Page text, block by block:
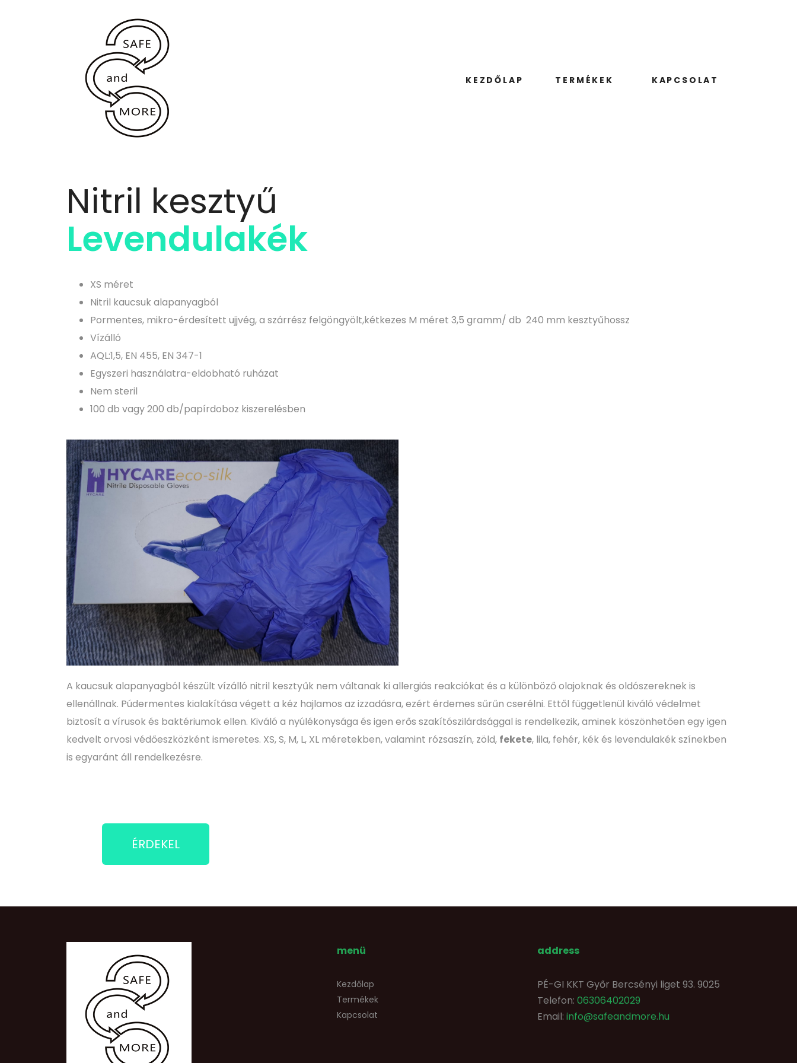
KEZDŐLAP TERMÉKEK KAPCSOLAT
Nitril kesztyű
Levendulakék
XS méret
Nitril kaucsuk alapanyagból
Pormentes, mikro-érdesített ujjvég, a szárrész felgöngyölt,kétkezes M méret 3,5 gramm/ db 240 mm kesztyűhossz
Vízálló
AQL:1,5, EN 455, EN 347-1
Egyszeri használatra-eldobható ruházat
Nem steril
100 db vagy 200 db/papírdoboz kiszerelésben
A kaucsuk alapanyagból készült vízálló nitril kesztyűk nem váltanak ki allergiás reakciókat és a különböző olajoknak és oldószereknek is
ellenállnak. Púdermentes kialakítása végett a kéz hajlamos az izzadásra, ezért érdemes sűrűn cserélni. Ettől függetlenül kiváló védelmet
biztosít a vírusok és baktériumok ellen. Kiváló a nyúlékonysága és igen erős szakítószilárdsággal is rendelkezik, aminek köszönhetően egy igen
kedvelt orvosi védőeszközként ismeretes. XS, S, M, L, XL méretekben, valamint rózsaszín, zöld, fekete, lila, fehér, kék és levendulakék színekben
is egyaránt áll rendelkezésre.
ÉRDEKEL
menü
Kezdőlap
Termékek
Kapcsolat
address
PÉ-GI KKT Győr Bercsényi liget 93. 9025
Telefon:06306402029
Email:info@safeandmore.hu